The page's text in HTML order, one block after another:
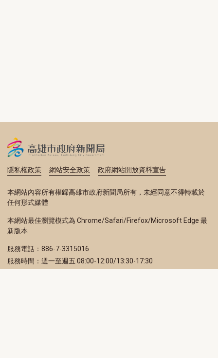
隱私權政策 網站安全政策 政府網站開放資料宣告
本網站內容所有權歸高雄市政府新聞局所有，未經同意不得轉載於
任何形式媒體
本網站最佳瀏覽模式為 Chrome/Safari/Firefox/Microsoft Edge 最
新版本
服務電話：886-7-3315016
服務時間：週一至週五 08:00-12:00/13:30-17:30